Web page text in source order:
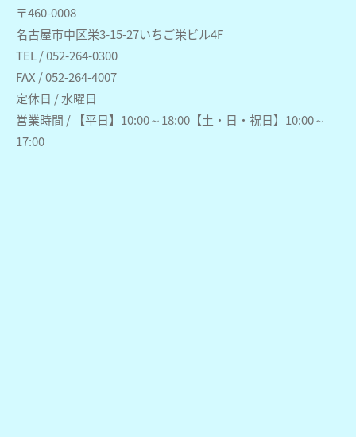
〒460-0008
名古屋市中区栄3-15-27いちご栄ビル4F
TEL / 052-264-0300
FAX / 052-264-4007
定休日 / 水曜日
営業時間 / 【平日】10:00～18:00【土・日・祝日】10:00～
17:00